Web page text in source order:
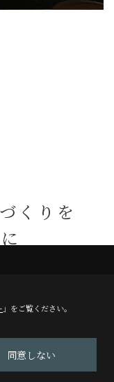
くりを
」をご覧ください。
同意しない